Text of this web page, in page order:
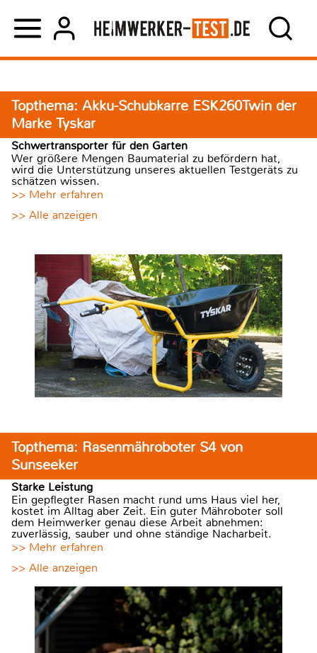
Topthema: Akku-Schubkarre ESK260Twin der
Marke Tyskar
Schwertransporter für den Garten
Wer größere Mengen Baumaterial zu befördern hat,
wird die Unterstützung unseres aktuellen Testgeräts zu
schätzen wissen.
>> Mehr erfahren
>> Alle anzeigen
Topthema: Rasenmähroboter S4 von
Sunseeker
Starke Leistung
Ein gepflegter Rasen macht rund ums Haus viel her,
kostet im Alltag aber Zeit. Ein guter Mähroboter soll
dem Heimwerker genau diese Arbeit abnehmen:
zuverlässig, sauber und ohne ständige Nacharbeit.
>> Mehr erfahren
>> Alle anzeigen